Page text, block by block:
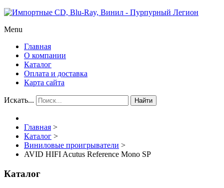
Menu
Главная
О компании
Каталог
Оплата и доставка
Карта сайта
Искать... Найти
Главная >
Каталог >
Виниловые проигрыватели >
AVID HIFI Acutus Reference Mono SP
Каталог